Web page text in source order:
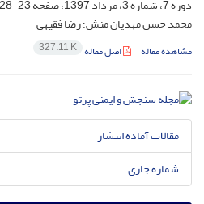
دوره 7، شماره 3، مرداد 1397، صفحه
23-28
محمد حسن مهدیان منش؛ رضا فقیهی
مشاهده مقاله اصل مقاله 327.11 K
مقالات آماده انتشار
شماره جاری